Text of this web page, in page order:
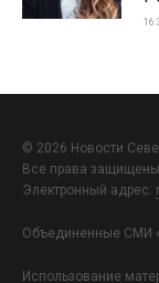
© 2026 Новости
Все права
Электронный адрес:
Объединенные СМИ
Использование